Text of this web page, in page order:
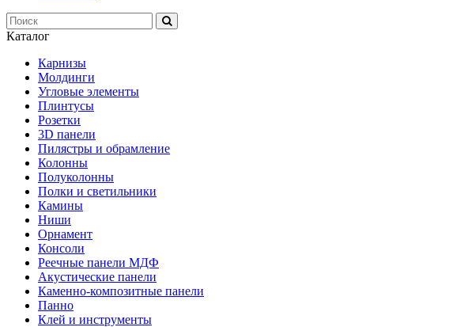
Каталог
Карнизы
Молдинги
Угловые элементы
Плинтусы
Розетки
3D панели
Пилястры и обрамление
Колонны
Полуколонны
Полки и светильники
Камины
Ниши
Орнамент
Консоли
Реечные панели МДФ
Акустические панели
Каменно-композитные панели
Панно
Клей и инструменты